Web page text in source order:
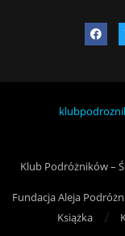
Klub Podróżników –
Fundacja Aleja
Książka